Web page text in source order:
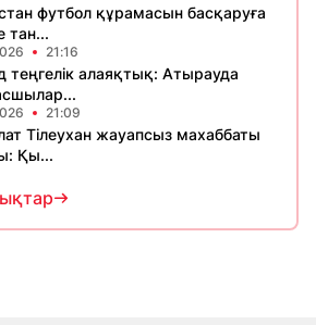
футбол құрамасын басқаруға
тан...
21:16
теңгелік алаяқтық: Атырауда
21:09
Тілеухан жауапсыз махаббаты
Қы...